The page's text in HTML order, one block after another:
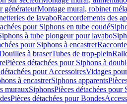
générateurMontage mural, robinet
de lavaboRaccordements des
pour Siphons en tube coudé
à tube plongeur pour lavabo
pour Siphons à encastrer
à braserTubes de trop-plein
Pièces détachées pour Siphons à
pour AccessoiresVidages
à encastrerSiphons apparents
murauxSiphonsPièces détachées pour
Pièces détachées pour Bondes